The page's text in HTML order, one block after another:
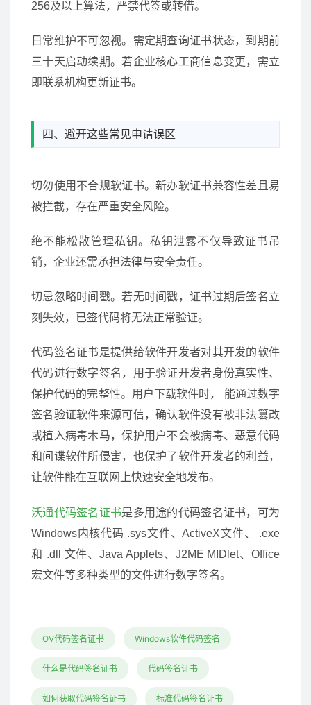
256及以上算法，严禁代签或转借。
日常维护不可忽视。需定期查询证书状态，到期前
三十天启动续期。若企业核心工商信息变更，需立
即联系机构更新证书。
四、避开这些常见申请误区
切勿使用不合规软证书。新办软证书兼容性差且易
被拦截，存在严重安全风险。
绝不能松散管理私钥。私钥泄露不仅导致证书吊
销，企业还需承担法律与安全责任。
切忌忽略时间戳。若无时间戳，证书过期后签名立
刻失效，已签代码将无法正常验证。
代码签名证书是提供给软件开发者对其开发的软件
代码进行数字签名，用于验证开发者身份真实性、
保护代码的完整性。用户下载软件时， 能通过数字
签名验证软件来源可信，确认软件没有被非法篡改
或植入病毒木马，保护用户不会被病毒、恶意代码
和间谍软件所侵害，也保护了软件开发者的利益，
让软件能在互联网上快速安全地发布。
沃通代码签名证书是多用途的代码签名证书，可为
Windows内核代码 .sys文件、ActiveX文件、 .exe
和 .dll 文件、Java Applets、J2ME MIDlet、Office
宏文件等多种类型的文件进行数字签名。
OV代码签名证书 Windows软件代码签名
什么是代码签名证书 代码签名证书
如何获取代码签名证书 标准代码签名证书